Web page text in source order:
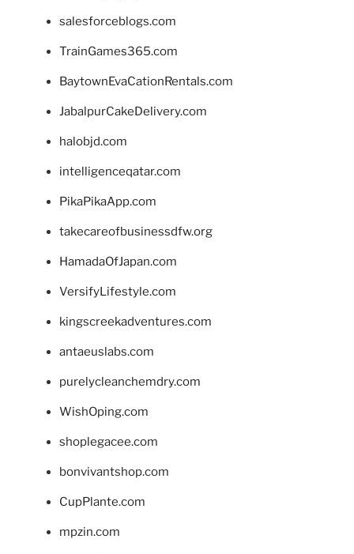
salesforceblogs.com
TrainGames365.com
BaytownEvaCationRentals.com
JabalpurCakeDelivery.com
halobjd.com
intelligenceqatar.com
PikaPikaApp.com
takecareofbusinessdfw.org
HamadaOfJapan.com
VersifyLifestyle.com
kingscreekadventures.com
antaeuslabs.com
purelycleanchemdry.com
WishOping.com
shoplegacee.com
bonvivantshop.com
CupPlante.com
mpzin.com